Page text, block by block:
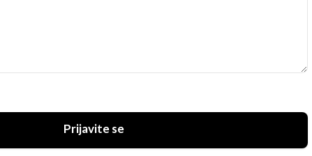
Prijavite se